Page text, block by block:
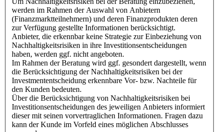
werden im Rahmen der Auswahl von Anbietern
(Finanzmarktteilnehmern) und deren Finanzprodukten deren
zur Verfügung gestellte Informationen berücksichtigt.
Anbieter, die erkennbar keine Strategie zur Einbeziehung von
Nachhaltigkeitsrisiken in ihre Investitionsentscheidungen
haben, werden ggf. nicht angeboten.
Im Rahmen der Beratung wird ggf. gesondert dargestellt, wenn
die Berücksichtigung der Nachhaltigkeitsrisiken bei der
Investmententscheidung erkennbare Vor- bzw. Nachteile für
den Kunden bedeuten.
Über die Berücksichtigung von Nachhaltigkeitsrisiken bei
Investitionsentscheidungen des jeweiligen Anbieters informiert
dieser mit seinen vorvertraglichen Informationen. Fragen dazu
kann der Kunde im Vorfeld eines möglichen Abschlusses